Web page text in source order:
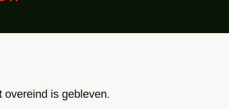
overeind is gebleven.